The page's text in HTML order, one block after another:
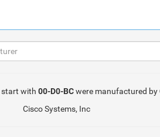
start with 00-D0-BCwere manufactured by
Cisco Systems, Inc